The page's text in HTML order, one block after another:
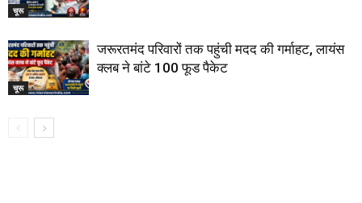
चूरू
चूरू
जरूरतमंद परिवारों तक पहुंची मदद की गर्माहट, लायंस
क्लब ने बांटे 100 फूड पैकेट